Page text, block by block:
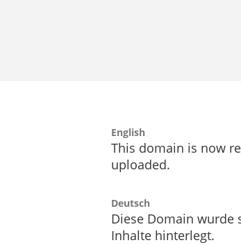
English
This domain is now
uploaded.
Deutsch
Diese Domain wurde
Inhalte hinterlegt.